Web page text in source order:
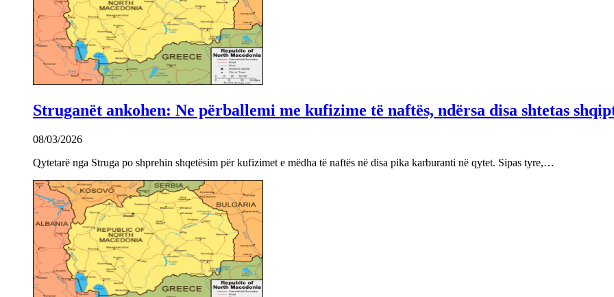
Struganët ankohen: Ne përballemi me kufizime të naftës, ndërsa disa shtetas
08/03/2026
Qytetarë nga Struga po shprehin shqetësim për kufizimet e mëdha të naftës në disa pika karburanti në qytet. Sipas tyre,…